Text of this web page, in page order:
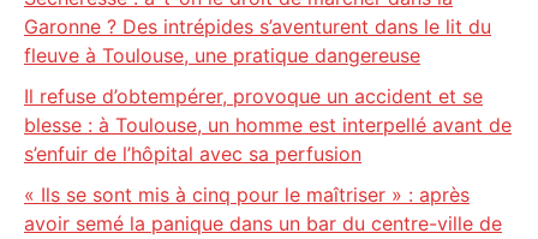
Garonne ? Des intrépides s’aventurent dans le lit du
fleuve à Toulouse, une pratique dangereuse
Il refuse d’obtempérer, provoque un accident et se
blesse : à Toulouse, un homme est interpellé avant de
s’enfuir de l’hôpital avec sa perfusion
« Ils se sont mis à cinq pour le maîtriser » : après
avoir semé la panique dans un bar du centre-ville de